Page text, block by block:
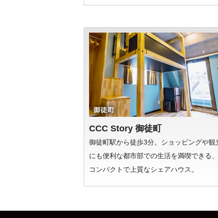
CCC Story 御徒町
御徒町駅から徒歩3分。ショッピングや観
にも便利な都市部での生活を満喫できる、
コンパクトで上質なシェアハウス。